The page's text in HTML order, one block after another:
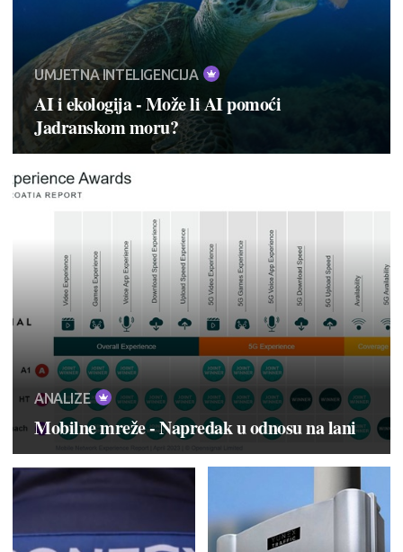
UMJETNA INTELIGENCIJA
AI i ekologija - Može li AI pomoći
Jadranskom moru?
ANALIZE
Mobilne mreže - Napredak u odnosu na lani